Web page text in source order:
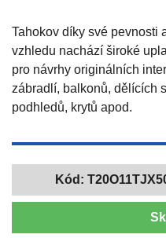
Tahokov díky své pevnosti
vzhledu nachází široké
pro návrhy originálních
zábradlí, balkonů, dělících
podhledů, krytů apod.
Kód: